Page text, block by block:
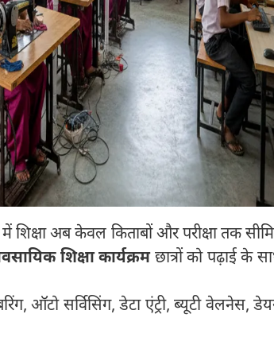
में शिक्षा अब केवल किताबों और परीक्षा तक
शिक्षा कार्यक्रमछात्रों को पढ़ाई के
ऑटो सर्विसिंग, डेटा एंट्री, ब्यूटी वेलनेस,